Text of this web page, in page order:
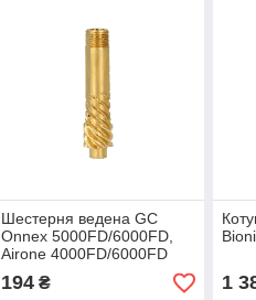
Шестерня ведена GC
Onnex 5000FD/6000FD,
Airone 4000FD/6000FD
194₴ 1